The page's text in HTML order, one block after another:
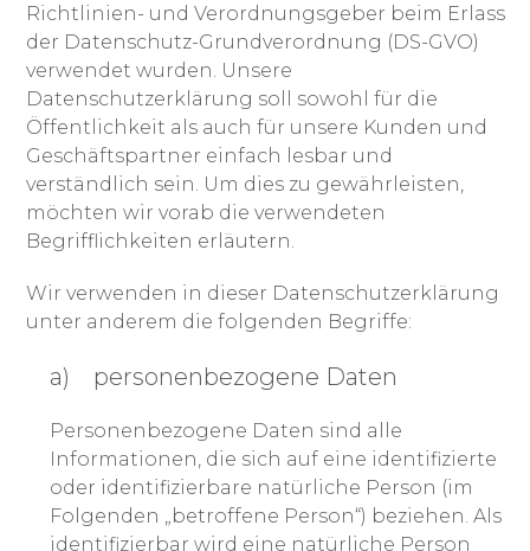
Richtlinien- und Verordnungsgeber beim Erlass
der Datenschutz-Grundverordnung (DS-GVO)
verwendet wurden. Unsere
Datenschutzerklärung soll sowohl für die
Öffentlichkeit als auch für unsere Kunden und
Geschäftspartner einfach lesbar und
verständlich sein. Um dies zu gewährleisten,
möchten wir vorab die verwendeten
Begrifflichkeiten erläutern.
Wir verwenden in dieser Datenschutzerklärung
unter anderem die folgenden Begriffe:
a) personenbezogene Daten
Personenbezogene Daten sind alle
Informationen, die sich auf eine identifizierte
oder identifizierbare natürliche Person (im
Folgenden „betroffene Person“) beziehen. Als
identifizierbar wird eine natürliche Person